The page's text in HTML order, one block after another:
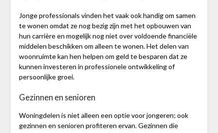
Jonge professionals vinden het vaak ook handig om samen
te wonen omdat ze nog bezig zijn met het opbouwen van
hun carrière en mogelijk nog niet over voldoende financiële
middelen beschikken om alleen te wonen. Het delen van
woonruimte kan hen helpen om geld te besparen dat ze
kunnen investeren in professionele ontwikkeling of
persoonlijke groei.
Gezinnen en senioren
Woningdelen is niet alleen een optie voor jongeren; ook
gezinnen en senioren profiteren ervan. Gezinnen die